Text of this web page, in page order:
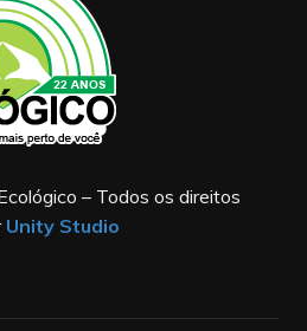
– Todos os direitos
Unity Studio